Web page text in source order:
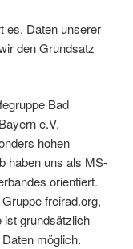
es, Daten unserer
den Grundsatz
Bad
e.V.
hohen
haben uns als MS-
orientiert.
freirad.org,
ist grundsätzlich
möglich.